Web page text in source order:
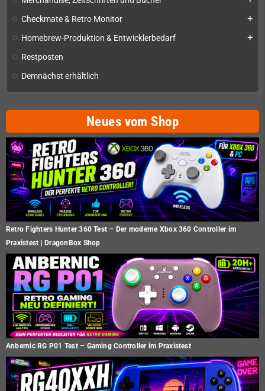
Checkmate & Retro Monitor add
Homebrew-Produktion & Entwicklerbedarf add
Restposten
Demnächst erhältlich
Neues vom Shop
Retro Fighters Hunter 360 Test – Der moderne Xbox 360 Controller im
Praxistest | DragonBox Shop
Anbernic RG P01 Test – Gaming Controller im Praxistest